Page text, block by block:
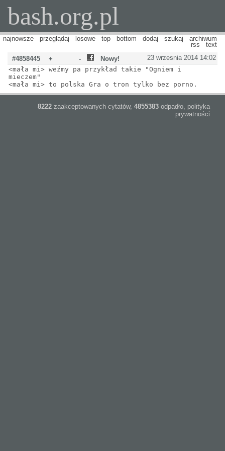
bash.org.pl
najnowsze przeglądaj losowe top bottom dodaj szukaj
archiwum
rss
text
23 wrzesnia 2014 14:02
#4858445 + -
Nowy!
<mała mi> weźmy pa przykład takie "Ogniem i
mieczem"
<mała mi> to polska Gra o tron tylko bez porno.
8222 zaakceptowanych cytatów, 4855383 odpadło, polityka
prywatności